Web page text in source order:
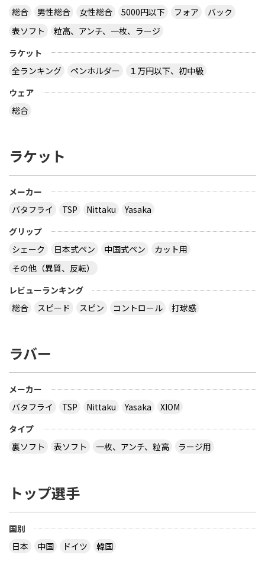
総合
男性総合 女性総合 5000円以下 フォア
バック
表ソフト
粒高、アンチ、一枚、ラージ
ラケット
全ランキング
ペンホルダー
１万円以下、初中級
ウェア
総合
ラケット
メーカー
バタフライ
TSP Nittaku
Yasaka
グリップ
シェーク
日本式ペン 中国式ペン
カット用
その他（異質、反転）
レビューランキング
総合
スピード スピン コントロール 打球感
ラバー
メーカー
バタフライ
TSP Nittaku Yasaka
XIOM
タイプ
裏ソフト
表ソフト 一枚、アンチ、粒高 ラージ用
トップ選手
国別
日本
中国 ドイツ
韓国